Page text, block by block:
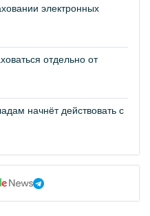
электронных
отдельно от
начнёт действовать с